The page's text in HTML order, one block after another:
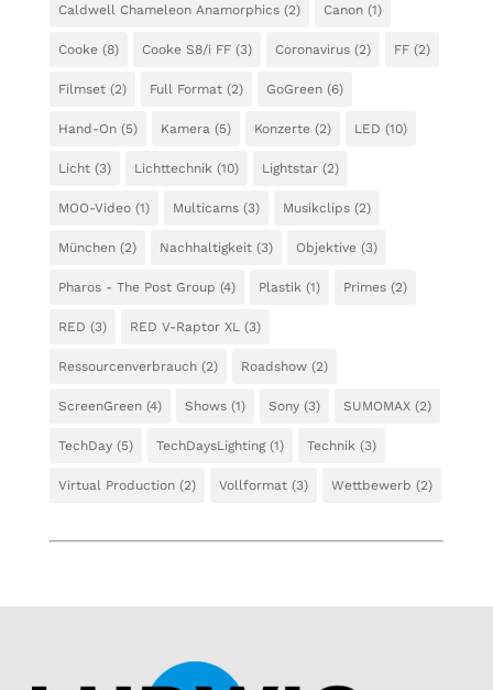
Caldwell Chameleon Anamorphics(2) Canon(1)
Cooke(8) Cooke S8/i FF(3) Coronavirus(2) FF(2)
Filmset(2) Full Format(2) GoGreen(6)
Hand-On(5) Kamera(5) Konzerte(2) LED (10)
Licht(3) Lichttechnik(10) Lightstar(2)
MOO-Video(1) Multicams(3) Musikclips(2)
München(2) Nachhaltigkeit(3) Objektive(3)
Pharos - The Post Group (4) Plastik(1) Primes(2)
RED (3) RED V-Raptor XL(3)
Ressourcenverbrauch(2) Roadshow(2)
ScreenGreen(4) Shows(1) Sony(3) SUMOMAX(2)
TechDay(5) TechDaysLighting(1) Technik(3)
Virtual Production(2) Vollformat(3) Wettbewerb (2)